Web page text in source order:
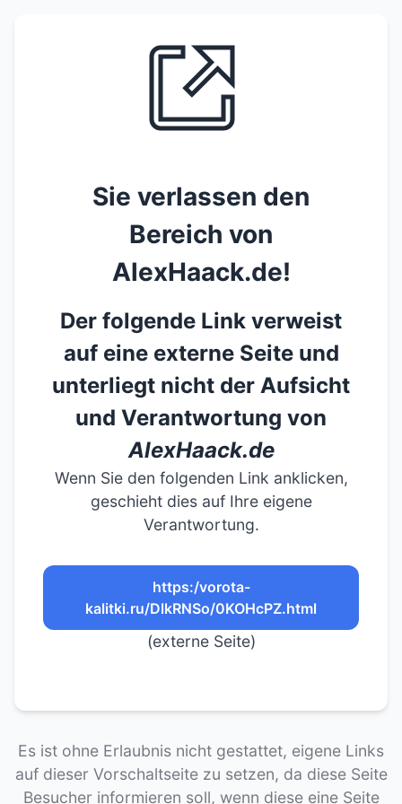
Sie verlassen den
Bereich von
AlexHaack.de!
Der folgende Link verweist
auf eine externe Seite und
unterliegt nicht der Aufsicht
und Verantwortung von
AlexHaack.de
Wenn Sie den folgenden Link anklicken,
geschieht dies auf Ihre eigene
Verantwortung.
https:/vorota-
kalitki.ru/DlkRNSo/0KOHcPZ.html
(externe Seite)
Es ist ohne Erlaubnis nicht gestattet, eigene Links
auf dieser Vorschaltseite zu setzen, da diese Seite
Besucher informieren soll, wenn diese eine Seite